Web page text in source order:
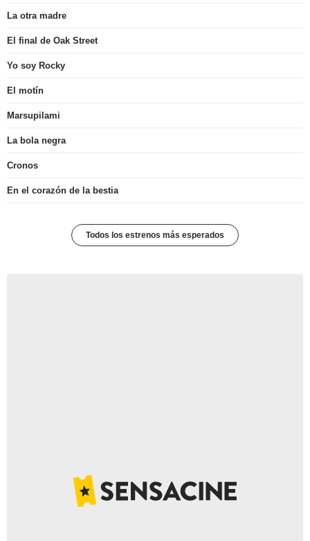
La otra madre
El final de Oak Street
Yo soy Rocky
El motín
Marsupilami
La bola negra
Cronos
En el corazón de la bestia
Todos los estrenos más esperados